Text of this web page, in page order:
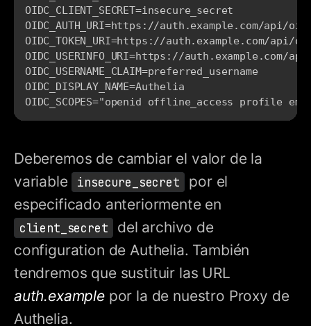
OIDC_CLIENT_SECRET=insecure_secret
OIDC_AUTH_URI=https : //auth.example.com/api/
OIDC_TOKEN_URI=https ://auth.example.com/api/
OIDC_USERINFO_URI=https : //auth.example.com/
OIDC_USERNAME_CLAIM=preferred_username
OIDC_DISPLAY_NAME=Authelia
OIDC_SCOPES="openid offline_access profile
Deberemos de cambiar el valor de la
variable
insecure_secret
por el
especificado anteriormente en
client_secret
del archivo de
configuration de Authelia. También
tendremos que sustituir las URL
auth.examplepor la de nuestro Proxy de
Authelia.